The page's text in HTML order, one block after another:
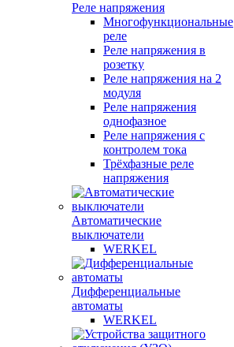
Реле напряжения
Многофункциональные
реле
Реле напряжения в
розетку
Реле напряжения на 2
модуля
Реле напряжения
однофазное
Реле напряжения с
контролем тока
Трёхфазные реле
напряжения
Автоматические
выключатели
WERKEL
Дифференциальные
автоматы
WERKEL